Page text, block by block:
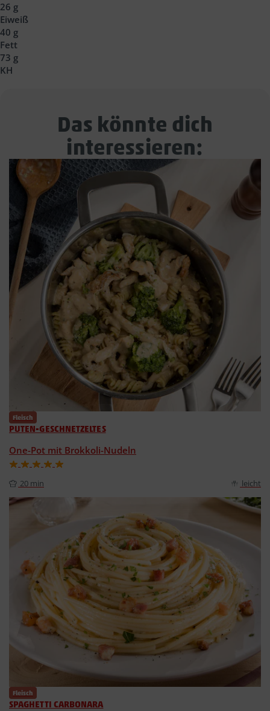
26 g
Eiweiß
40 g
Fett
73 g
KH
Das könnte dich
interessieren:
Fleisch
PUTEN-GESCHNETZELTES
One-Pot mit Brokkoli-Nudeln
20 min leicht
Fleisch
SPAGHETTI CARBONARA